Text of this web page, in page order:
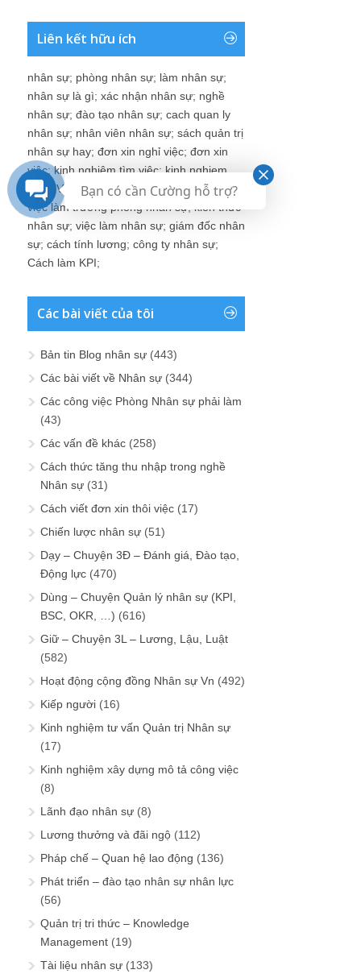
Liên kết hữu ích
nhân sự; phòng nhân sự; làm nhân sự;
nhân sự là gì; xác nhận nhân sự; nghề
nhân sự; đào tạo nhân sự; cach quan ly
nhân sự; nhân viên nhân sự; sách quản trị
nhân sự hay; đơn xin nghỉ việc; đơn xin
việc;kinh nghiệm tìm việc;kinh nghiem
viet CV; ban nhân sự;nghề nhân sự là gì;
việc làm trưởng phòng nhân sự;kiến thức
nhân sự; việc làm nhân sự; giám đốc nhân
sự; cách tính lương; công ty nhân sự;
Cách làm KPI;
Các bài viết của tôi
Bản tin Blog nhân sự (443)
Các bài viết về Nhân sự (344)
Các công việc Phòng Nhân sự phải làm
(43)
Các vấn đề khác (258)
Cách thức tăng thu nhập trong nghề
Nhân sự (31)
Cách viết đơn xin thôi việc (17)
Chiến lược nhân sự (51)
Dạy – Chuyện 3Đ – Đánh giá, Đào tạo,
Động lực (470)
Dùng – Chuyện Quản lý nhân sự (KPI,
BSC, OKR, …) (616)
Giữ – Chuyện 3L – Lương, Lậu, Luật
(582)
Hoạt động cộng đồng Nhân sự Vn (492)
Kiếp người (16)
Kinh nghiệm tư vấn Quản trị Nhân sự
(17)
Kinh nghiệm xây dựng mô tả công việc
(8)
Lãnh đạo nhân sự (8)
Lương thưởng và đãi ngộ (112)
Pháp chế – Quan hệ lao động (136)
Phát triển – đào tạo nhân sự nhân lực
(56)
Quản trị tri thức – Knowledge
Management (19)
Tài liệu nhân sự (133)
Bạn có cần Cường hỗ trợ?